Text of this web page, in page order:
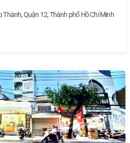
Thành, Quận 12, Thành phố Hồ Chí Minh